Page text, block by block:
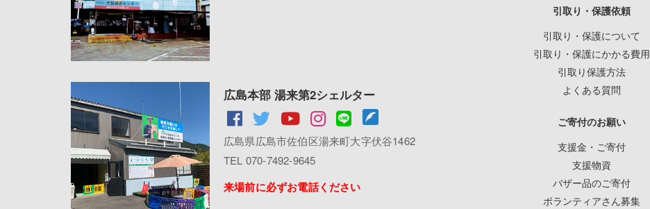
広島本部 湯来第2シェルター
広島県広島市佐伯区湯来町大字伏谷1462
TEL 070-7492-9645
来場前に必ずお電話ください
引取り・保護依頼
引取り・保護について
引取り・保護にかかる費用
引取り保護方法
よくある質問
ご寄付のお願い
支援金・ご寄付
支援物資
バザー品のご寄付
ボランティアさん募集